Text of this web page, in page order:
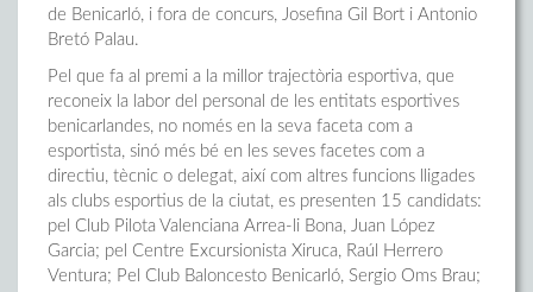
de Benicarló, i fora de concurs, Josefina Gil Bort i Antonio
Bretó Palau.
Pel que fa al premi a la millor trajectòria esportiva, que
reconeix la labor del personal de les entitats esportives
benicarlandes, no només en la seva faceta com a
esportista, sinó més bé en les seves facetes com a
directiu, tècnic o delegat, així com altres funcions lligades
als clubs esportius de la ciutat, es presenten 15 candidats:
pel Club Pilota Valenciana Arrea-li Bona, Juan López
Garcia; pel Centre Excursionista Xiruca, Raúl Herrero
Ventura; Pel Club Baloncesto Benicarló, Sergio Oms Brau;